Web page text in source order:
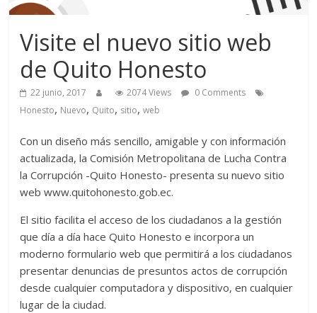
Visite el nuevo sitio web
de Quito Honesto
22 junio, 2017 2074 Views
0 Comments
Honesto, Nuevo, Quito, sitio,web
Con un diseño más sencillo, amigable y con información
actualizada, la Comisión Metropolitana de Lucha Contra
la Corrupción -Quito Honesto- presenta su nuevo sitio
web www.quitohonesto.gob.ec.
El sitio facilita el acceso de los ciudadanos a la gestión
que día a día hace Quito Honesto e incorpora un
moderno formulario web que permitirá a los ciudadanos
presentar denuncias de presuntos actos de corrupción
desde cualquier computadora y dispositivo, en cualquier
lugar de la ciudad.